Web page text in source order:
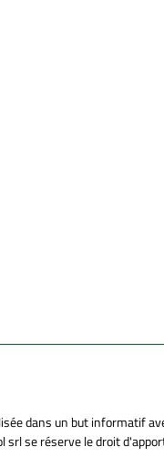
dans un but informatif
srl se réserve le droit